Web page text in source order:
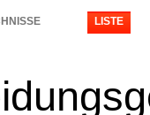
LISTE